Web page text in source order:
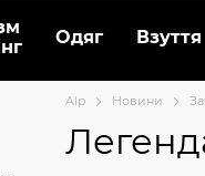
Oдяг Взуття
Alp Новини